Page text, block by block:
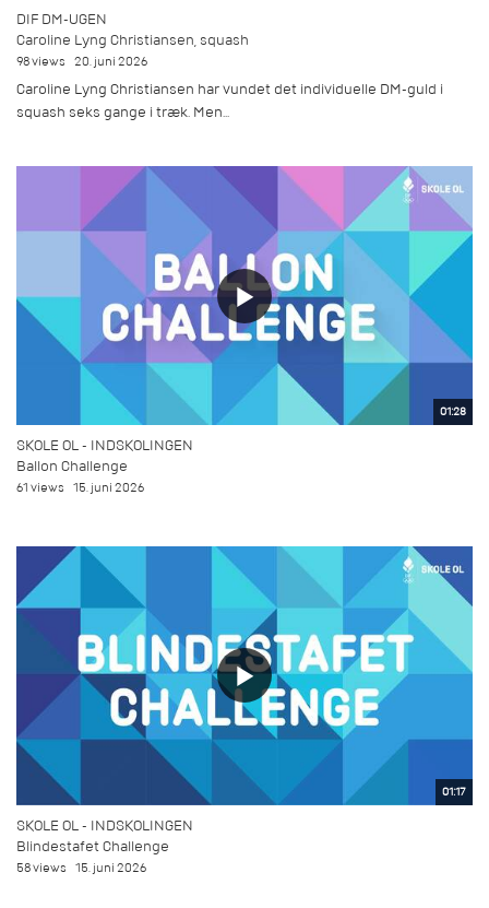
DIF DM-UGEN
Caroline Lyng Christiansen, squash
98 views 20. juni 2026
Caroline Lyng Christiansen har vundet det individuelle DM-guld i
squash seks gange i træk. Men...
01:28
SKOLE OL - INDSKOLINGEN
Ballon Challenge
61 views 15. juni 2026
01:17
SKOLE OL - INDSKOLINGEN
Blindestafet Challenge
58 views 15. juni 2026